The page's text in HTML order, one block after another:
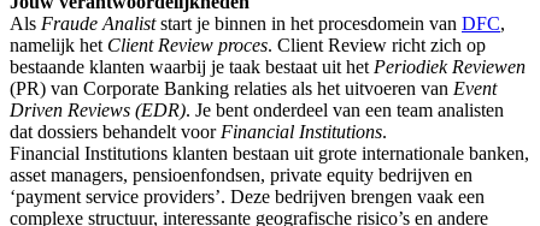
Als Fraude Analiststart je binnen in het procesdomein van DFC,
namelijk het Client Review proces. Client Review richt zich op
bestaande klanten waarbij je taak bestaat uit het Periodiek Reviewen
(PR) van Corporate Banking relaties als het uitvoeren van Event
Driven Reviews (EDR). Je bent onderdeel van een team analisten
dat dossiers behandelt voor Financial Institutions.
Financial Institutions klanten bestaan uit grote internationale banken,
asset managers, pensioenfondsen, private equity bedrijven en
‘payment service providers’. Deze bedrijven brengen vaak een
complexe structuur, interessante geografische risico’s en andere